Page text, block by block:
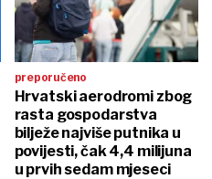
preporučeno
Hrvatski aerodromi zbog
rasta gospodarstva
bilježe najviše putnika u
povijesti, čak 4,4 milijuna
u prvih sedam mjeseci